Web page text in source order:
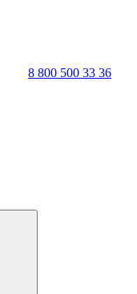
8 800 500 33 36